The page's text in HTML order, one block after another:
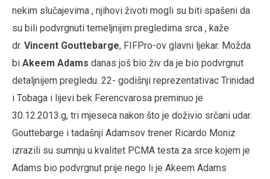
nekim slučajevima , njihovi životi mogli su biti spašeni da
su bili podvrgnuti temeljnijim pregledima srca , kaže
dr. Vincent Gouttebarge, FIFPro-ov glavni ljekar. Možda
bi Akeem Adams danas još bio živ da je bio podvrgnut
detaljnijem pregledu. 22- godišnji reprezentativac Trinidad
i Tobaga i lijevi bek Ferencvarosa preminuo je
30.12.2013.g, tri mjeseca nakon što je doživio srčani udar.
Gouttebarge i tadašnji Adamsov trener Ricardo Moniz
izrazili su sumnju u kvalitet PCMA testa za srce kojem je
Adams bio podvrgnut prije nego li je Akeem Adams